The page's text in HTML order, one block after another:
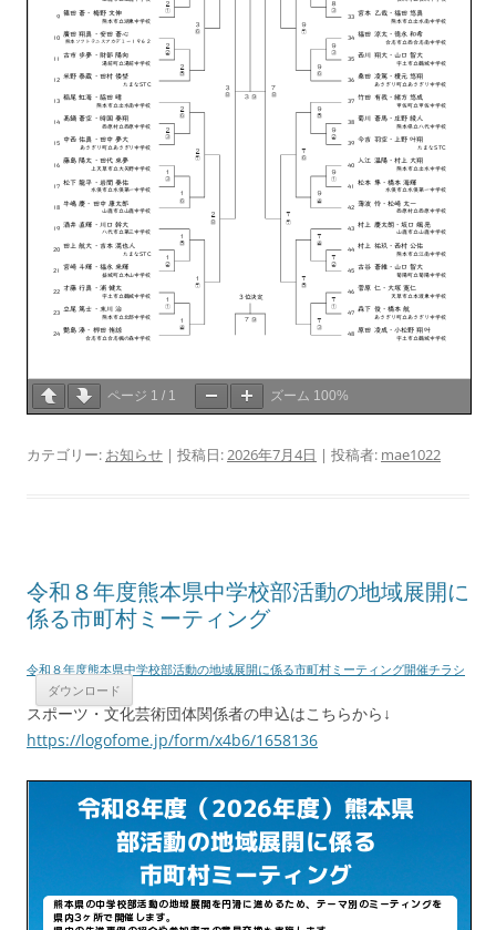
ページ 1 / 1 ズーム 100%
カテゴリー: お知らせ | 投稿日:2026年7月4日 | 投稿者: mae1022
令和８年度熊本県中学校部活動の地域展開に
係る市町村ミーティング
令和８年度熊本県中学校部活動の地域展開に係る市町村ミーティング開催チラシ
ダウンロード
スポーツ・文化芸術団体関係者の申込はこちらから↓
https://logofome.jp/form/x4b6/1658136